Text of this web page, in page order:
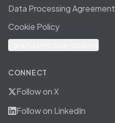
Data Processing Agreement
Cookie Policy
CONNECT
Follow on X
Follow on LinkedIn